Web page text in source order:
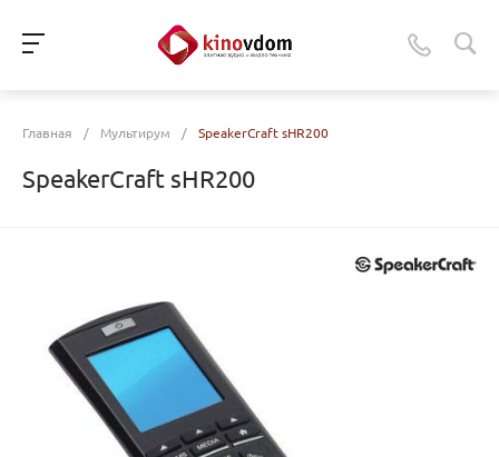
Главная / Мультирум / SpeakerCraft sHR200
SpeakerCraft sHR200